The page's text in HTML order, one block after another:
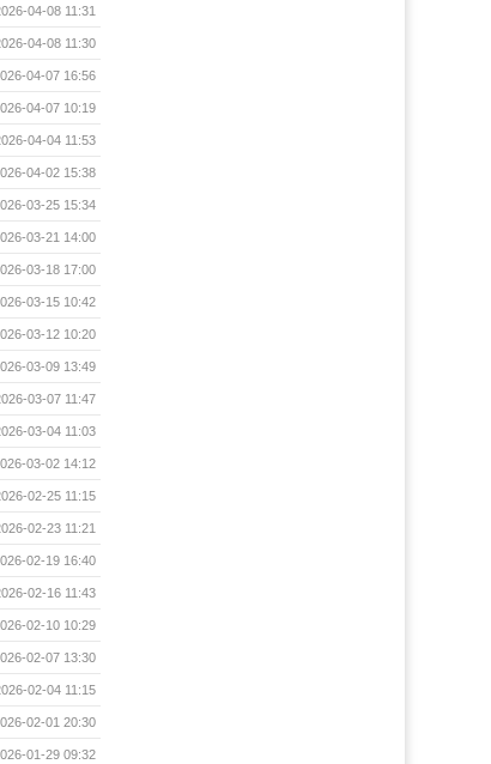
04-08 11:31
04-08 11:30
04-07 16:56
04-07 10:19
04-04 11:53
04-02 15:38
03-25 15:34
03-21 14:00
03-18 17:00
03-15 10:42
03-12 10:20
03-09 13:49
03-07 11:47
03-04 11:03
03-02 14:12
02-25 11:15
02-23 11:21
02-19 16:40
02-16 11:43
02-10 10:29
02-07 13:30
02-04 11:15
02-01 20:30
01-29 09:32